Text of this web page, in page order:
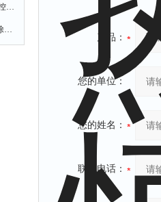
101A系例电热恒温鼓风干燥箱温度控制操作方法
电热恒温鼓风干燥箱一般故障及排除方法
产品：
您的单位：
您的姓名：
联系电话：